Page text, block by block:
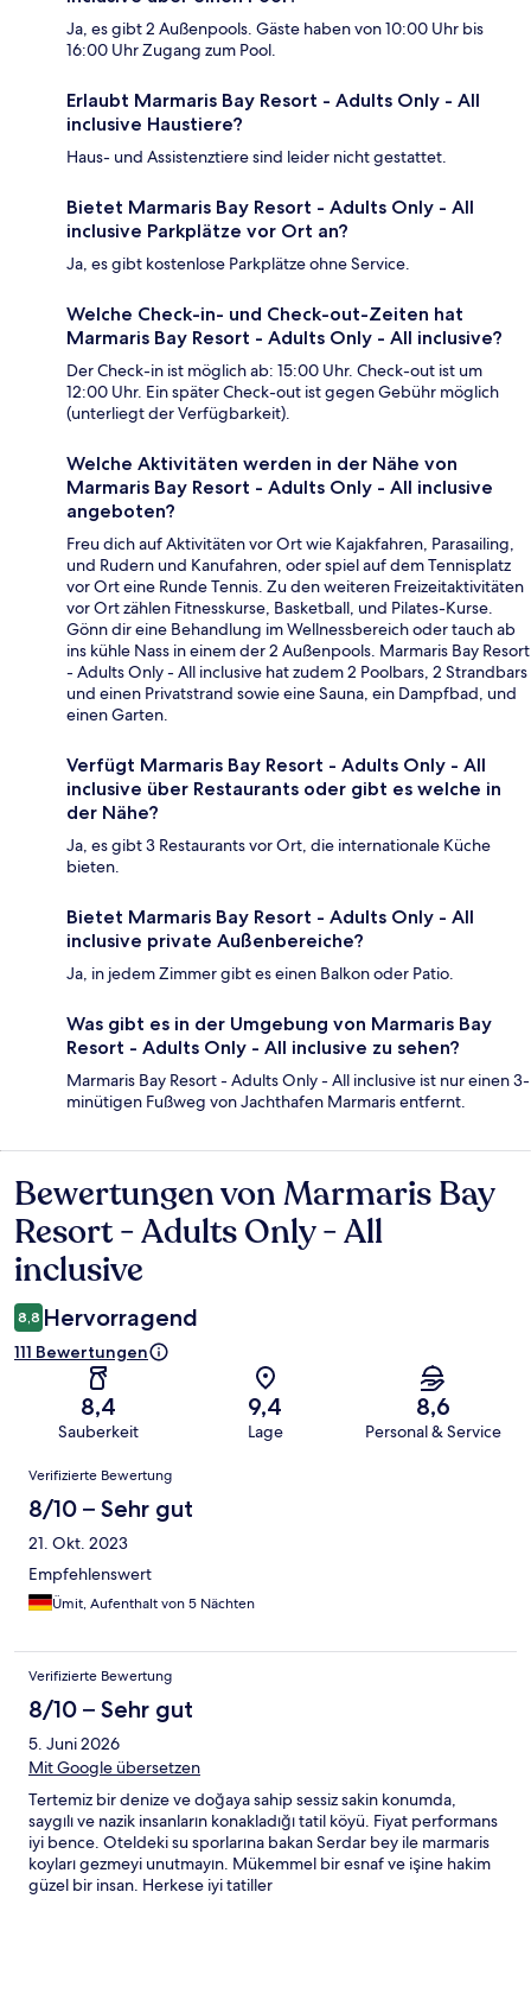
Ja, es gibt 2 Außenpools. Gäste haben von 10:00 Uhr bis
16:00 Uhr Zugang zum Pool.
Erlaubt Marmaris Bay Resort - Adults Only - All
inclusive Haustiere?
Haus- und Assistenztiere sind leider nicht gestattet.
Bietet Marmaris Bay Resort - Adults Only - All
inclusive Parkplätze vor Ort an?
Ja, es gibt kostenlose Parkplätze ohne Service.
Welche Check-in- und Check-out-Zeiten hat
Marmaris Bay Resort - Adults Only - All inclusive?
Der Check-in ist möglich ab: 15:00 Uhr. Check-out ist um
12:00 Uhr. Ein später Check-out ist gegen Gebühr möglich
(unterliegt der Verfügbarkeit).
Welche Aktivitäten werden in der Nähe von
Marmaris Bay Resort - Adults Only - All inclusive
angeboten?
Freu dich auf Aktivitäten vor Ort wie Kajakfahren, Parasailing,
und Rudern und Kanufahren, oder spiel auf dem Tennisplatz
vor Ort eine Runde Tennis. Zu den weiteren Freizeitaktivitäten
vor Ort zählen Fitnesskurse, Basketball, und Pilates-Kurse.
Gönn dir eine Behandlung im Wellnessbereich oder tauch ab
ins kühle Nass in einem der 2 Außenpools. Marmaris Bay Resort
- Adults Only - All inclusive hat zudem 2 Poolbars, 2 Strandbars
und einen Privatstrand sowie eine Sauna, ein Dampfbad, und
einen Garten.
Verfügt Marmaris Bay Resort - Adults Only - All
inclusive über Restaurants oder gibt es welche in
der Nähe?
Ja, es gibt 3 Restaurants vor Ort, die internationale Küche
bieten.
Bietet Marmaris Bay Resort - Adults Only - All
inclusive private Außenbereiche?
Ja, in jedem Zimmer gibt es einen Balkon oder Patio.
Was gibt es in der Umgebung von Marmaris Bay
Resort - Adults Only - All inclusive zu sehen?
Marmaris Bay Resort - Adults Only - All inclusive ist nur einen 3-
minütigen Fußweg von Jachthafen Marmaris entfernt.
Bewertungen
Bewertungen von Marmaris Bay
Resort - Adults Only - All
inclusive
8,8 Hervorragend
111 Bewertungen
8,4
Sauberkeit
9,4
Lage
8,6
Personal & Service
Bewertungen
Verifizierte Bewertung
8/10 – Sehr gut
21. Okt. 2023
Empfehlenswert
Ümit, Aufenthalt von 5 Nächten
Verifizierte Bewertung
8/10 – Sehr gut
5. Juni 2026
Mit Google übersetzen
Tertemiz bir denize ve doğaya sahip sessiz sakin konumda,
saygılı ve nazik insanların konakladığı tatil köyü. Fiyat performans
iyi bence. Oteldeki su sporlarına bakan Serdar bey ile marmaris
koyları gezmeyi unutmayın. Mükemmel bir esnaf ve işine hakim
güzel bir insan. Herkese iyi tatiller